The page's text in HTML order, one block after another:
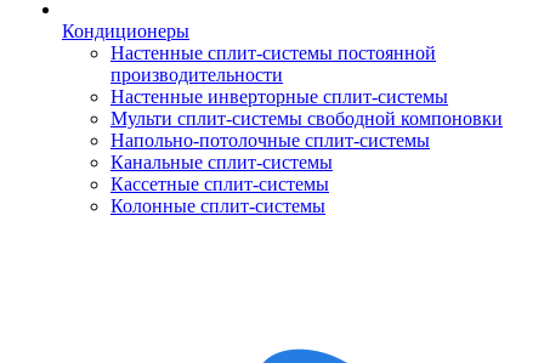
Кондиционеры
Настенные сплит-системы постоянной
производительности
Настенные инверторные сплит-системы
Мульти сплит-системы свободной компоновки
Напольно-потолочные сплит-системы
Канальные сплит-системы
Кассетные сплит-системы
Колонные сплит-системы